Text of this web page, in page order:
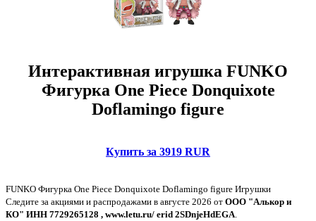
Интерактивная игрушка FUNKO
Фигурка One Piece Donquixote
Doflamingo figure
Купить за 3919 RUR
FUNKO Фигурка One Piece Donquixote Doflamingo figure Игрушки
Следите за акциями и распродажами в августе 2026 от ООО "Алькор и
КО" ИНН 7729265128 , www.letu.ru/ erid 2SDnjeHdEGA